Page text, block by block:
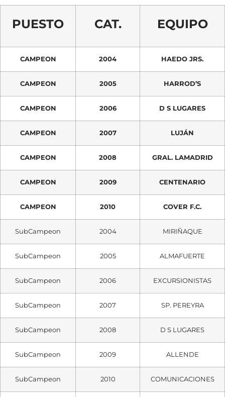
PUESTO CAT. EQUIPO
CAMPEON 2004 HAEDO JRS.
CAMPEON 2005 HARROD’S
CAMPEON 2006 D S LUGARES
CAMPEON 2007 LUJÁN
CAMPEON 2008 GRAL. LAMADRID
CAMPEON 2009 CENTENARIO
CAMPEON 2010 COVER F.C.
SubCampeon 2004 MIRIÑAQUE
SubCampeon 2005 ALMAFUERTE
SubCampeon 2006 EXCURSIONISTAS
SubCampeon 2007 SP. PEREYRA
SubCampeon 2008 D S LUGARES
SubCampeon 2009 ALLENDE
SubCampeon 2010 COMUNICACIONES